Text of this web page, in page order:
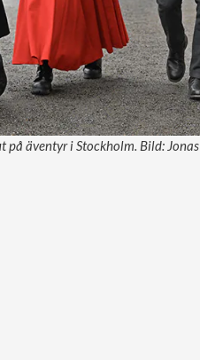
äventyr i Stockholm. Bild: